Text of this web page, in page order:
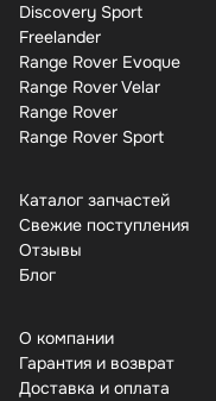
Discovery Sport
Freelander
Range Rover Evoque
Range Rover Velar
Range Rover
Range Rover Sport
Каталог запчастей
Свежие поступления
Отзывы
Бло
О компании
Гарантия и возврат
Доставка и оплата